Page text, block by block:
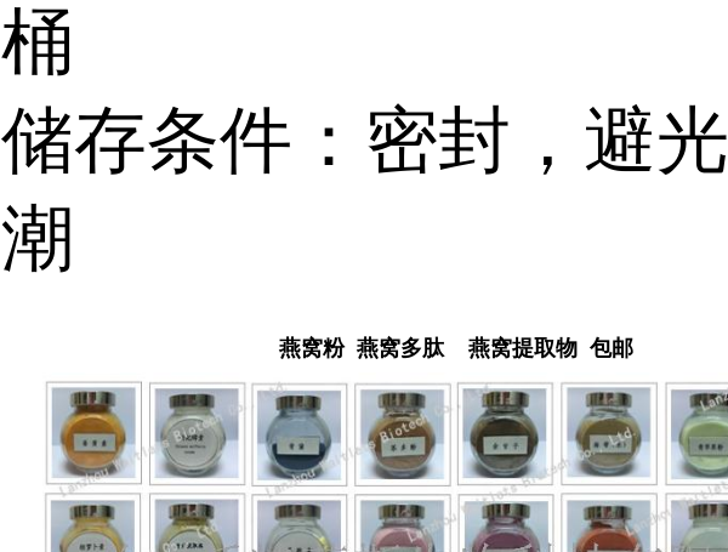
桶
储存条件：密封，避
潮
燕窝粉 燕窝多肽 燕窝提取物 包邮